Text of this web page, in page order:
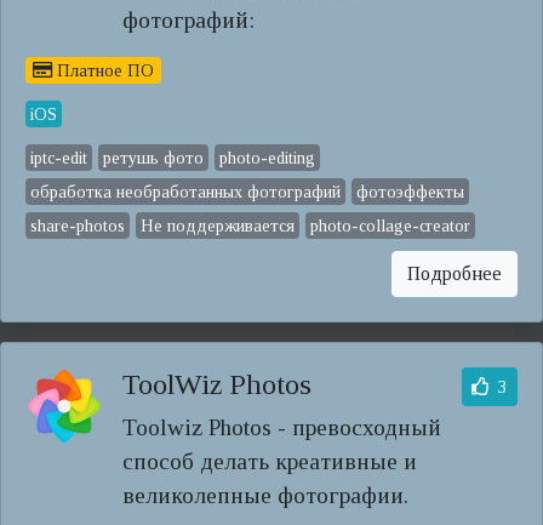
фотографий:
Платное ПО
iOS
iptc-edit ретушь фото
photo-editing
обработка необработанных фотографий
фотоэффекты
share-photos
Не поддерживается photo-collage-creator
Подробнее
ToolWiz Photos
Toolwiz Photos - превосходный
способ делать креативные и
великолепные фотографии.
3